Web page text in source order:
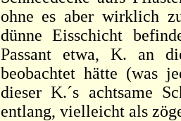
ohne es aber wirklich
dünne Eisschicht
Passant etwa, K. an
beobachtet hätte (was
dieser K.´s achtsame
entlang, vielleicht als